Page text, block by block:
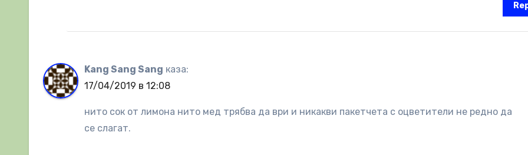
Kang Sang Sang каза:
17/04/2019 в 12:08
нито сок от лимона нито мед трябва да ври и никакви пакетчета с оцветители не редно да
се слагат.